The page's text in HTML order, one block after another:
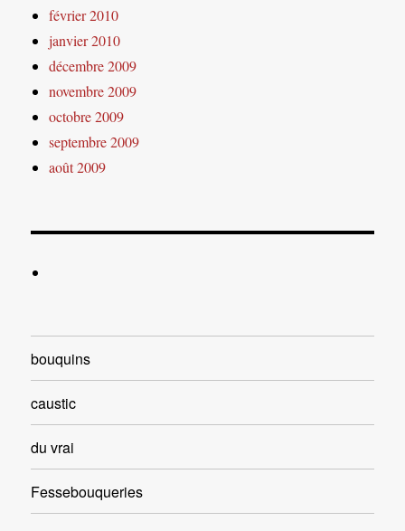
février 2010
janvier 2010
décembre 2009
novembre 2009
octobre 2009
septembre 2009
août 2009
bouquins
caustic
du vrai
Fessebouqueries